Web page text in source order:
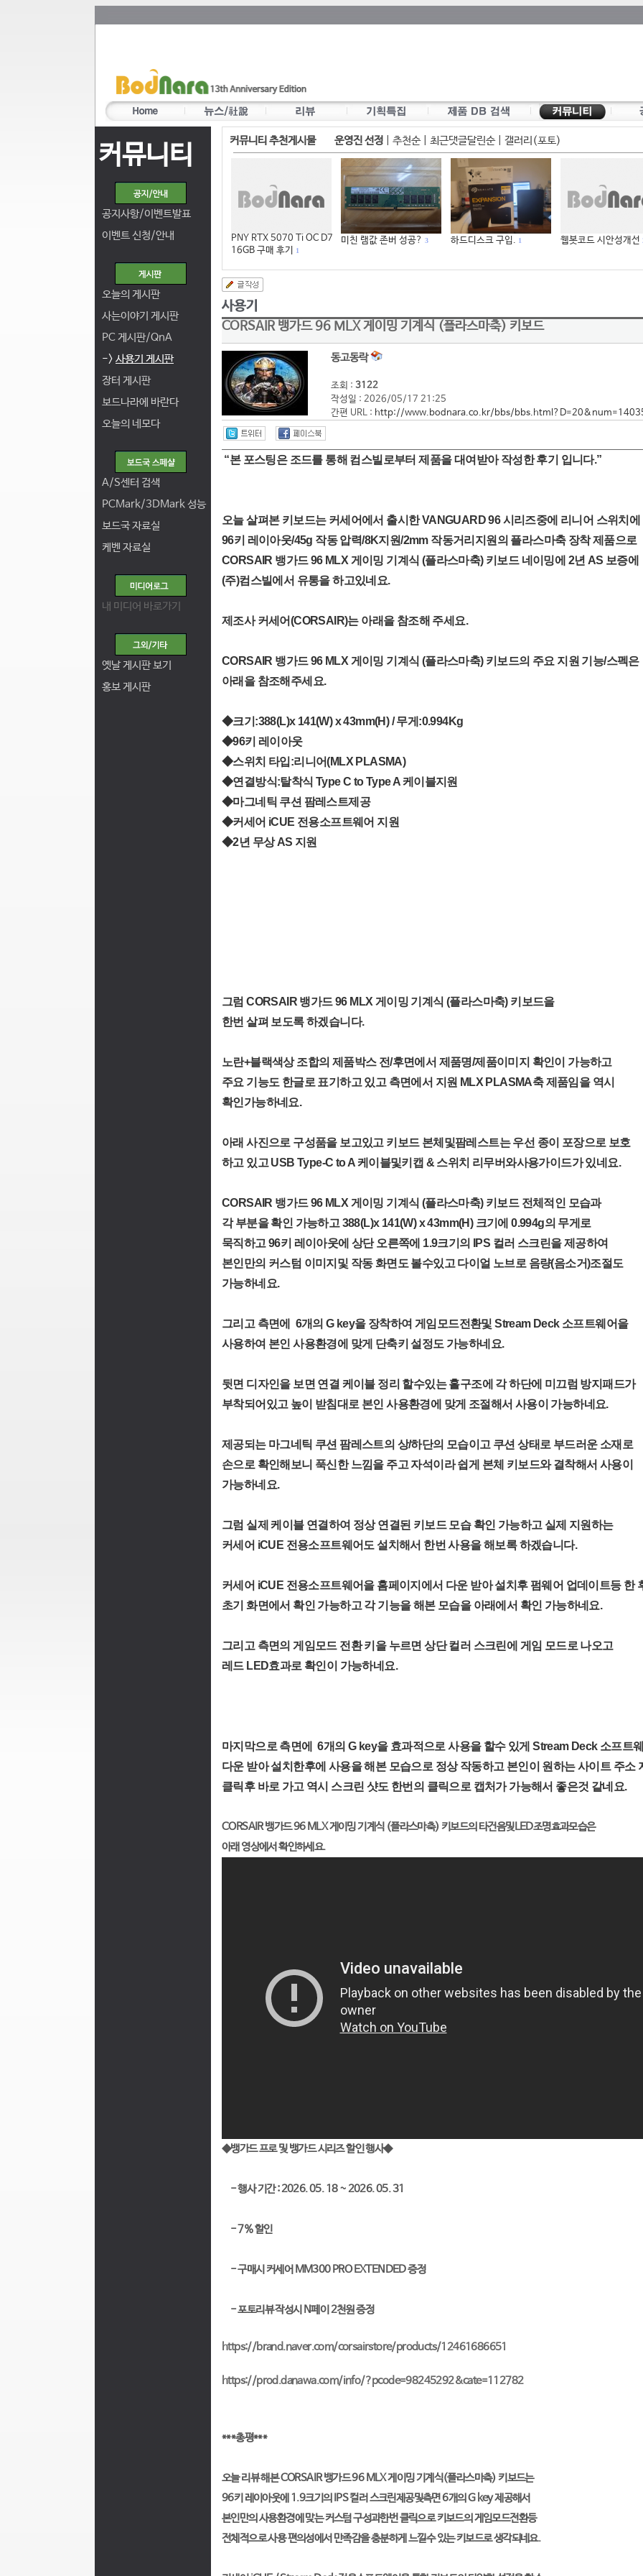
커뮤니티
공지사항/이벤트발표
이벤트 신청/안내
오늘의 게시판
사는이야기 게시판
PC 게시판/QnA
-> 사용기 게시판
장터 게시판
보드나라에 바란다
오늘의 네모다
A/S센터 검색
PCMark/3DMark 성능
보드국 자료실
케벤 자료실
내 미디어 바로가기
옛날 게시판 보기
홍보 게시판
커뮤니티 추천게시물 운영진 선정 추천순| 최근댓글달린순| 갤러리(포토)
PNY RTX 5070 Ti OC D7
16GB 구매 후기
1
미친 램값 존버 성공? 3 하드디스크 구입. 1 웹봇코드 시안성개선
CORSAIR 뱅가드 96 MLX 게이밍 기계식 (플라스마축) 키보드
동고동락
조회 : 3122
작성일 : 2026/05/17 21:25
간편 URL : http://www.bodnara.co.kr/bbs/
“본 포스팅은 조드를 통해 컴스빌로부터 제품을 대여받아 작성한 후기 입니다.”
오늘 살펴본 키보드는 커세어에서 출시한 VANGUARD 96 시리즈중에 리니어 스위치에
96키 레이아웃/45g 작동 압력/8K지원/2mm 작동거리지원의 플라스마축 장착 제품으로
CORSAIR 뱅가드 96 MLX 게이밍 기계식 (플라스마축) 키보드 네이밍에 2년 AS 보증에
(주)컴스빌에서 유통을 하고있네요.
제조사 커세어(CORSAIR)는 아래을 참조해 주세요.
CORSAIR 뱅가드 96 MLX 게이밍 기계식 (플라스마축) 키보드의 주요 지원 기능/스펙은
아래을 참조해주세요.
◆크기:388(L)x 141(W) x 43mm(H) / 무게:0.994Kg
◆96키 레이아웃
◆스위치 타입:리니어(MLX PLASMA)
◆연결방식:탈착식 Type C to Type A 케이블지원
◆마그네틱 쿠션 팜레스트제공
◆커세어 iCUE 전용소프트웨어 지원
◆2년 무상 AS 지원
그럼 CORSAIR 뱅가드 96 MLX 게이밍 기계식 (플라스마축) 키보드을
한번 살펴 보도록 하겠습니다.
노란+블랙색상 조합의 제품박스 전/후면에서 제품명/제품이미지 확인이 가능하고
주요 기능도 한글로 표기하고 있고 측면에서 지원 MLX PLASMA축 제품임을 역시
확인가능하네요.
아래 사진으로 구성품을 보고있고 키보드 본체및팜레스트는 우선 종이 포장으로 보호
하고 있고 USB Type-C to A 케이블및키캡 & 스위치 리무버와사용가이드가 있네요.
CORSAIR 뱅가드 96 MLX 게이밍 기계식 (플라스마축) 키보드 전체적인 모습과
각 부분을 확인 가능하고 388(L)x 141(W) x 43mm(H) 크기에 0.994g의 무게로
묵직하고 96키 레이아웃에 상단 오른쪽에 1.9크기의 IPS 컬러 스크린을 제공하여
본인만의 커스텀 이미지및 작동 화면도 볼수있고 다이얼 노브로 음량(음소거)조절도
가능하네요.
그리고 측면에 6개의 G key을 장착하여 게임모드전환및 Stream Deck 소프트웨어을
사용하여 본인 사용환경에 맞게 단축키 설정도 가능하네요.
뒷면 디자인을 보면 연결 케이블 정리 할수있는 홀구조에 각 하단에 미끄럼 방지패드가
부착되어있고 높이 받침대로 본인 사용환경에 맞게 조절해서 사용이 가능하네요.
제공되는 마그네틱 쿠션 팜레스트의 상/하단의 모습이고 쿠션 상태로 부드러운 소재로
손으로 확인해보니 푹신한 느낌을 주고 자석이라 쉽게 본체 키보드와 결착해서 사용이
가능하네요.
그럼 실제 케이블 연결하여 정상 연결된 키보드 모습 확인 가능하고 실제 지원하는
커세어 iCUE 전용소프트웨어도 설치해서 한번 사용을 해보록 하겠습니다.
커세어 iCUE 전용소프트웨어을 홈페이지에서 다운 받아 설치후 펌웨어 업데이트등 한
초기 화면에서 확인 가능하고 각 기능을 해본 모습을 아래에서 확인 가능하네요.
그리고 측면의 게임모드 전환 키을 누르면 상단 컬러 스크린에 게임 모드로 나오고
레드 LED효과로 확인이 가능하네요.
마지막으로 측면에 6개의 G key을 효과적으로 사용을 할수 있게 Stream Deck 소프트
다운 받아 설치한후에 사용을 해본 모습으로 정상 작동하고 본인이 원하는 사이트 주소
클릭후 바로 가고 역시 스크린 샷도 한번의 클릭으로 캡처가 가능해서 좋은것 같네요.
CORSAIR 뱅가드 96 MLX 게이밍 기계식 (플라스마축) 키보드의 타건음및LED조명효과모습은
아래 영상에서 확인하세요.
◆뱅가드 프로 및 뱅가드 시리즈 할인 행사◆
- 행사 기간 : 2026. 05. 18 ~ 2026. 05. 31
- 7% 할인
- 구매시 커세어 MM300 PRO EXTENDED 증정
- 포토리뷰 작성시 N페이 2천원 증정
https://brand.naver.com/corsairstore/products/12461686651
https://prod.danawa.com/info/?pcode=98245292&cate=112782
***총평***
오늘 리뷰 해본 CORSAIR 뱅가드 96 MLX 게이밍 기계식(플라스마축) 키보드는
96키 레이아웃에 1.9크기의 IPS 컬러 스크린제공및측면 6개의 G key 제공해서
본인만의 사용환경에 맞는 커스텀 구성과한번 클릭으로 키보드의 게임모드전환등
전체적으로 사용 편의성에서 만족감을 충분하게 느낄수 있는 키보드로 생각되네요.